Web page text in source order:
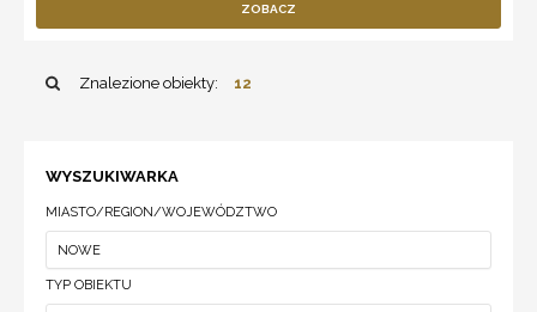
ZOBACZ
Znalezione obiekty: 12
WYSZUKIWARKA
MIASTO/REGION/WOJEWÓDZTWO
TYP OBIEKTU